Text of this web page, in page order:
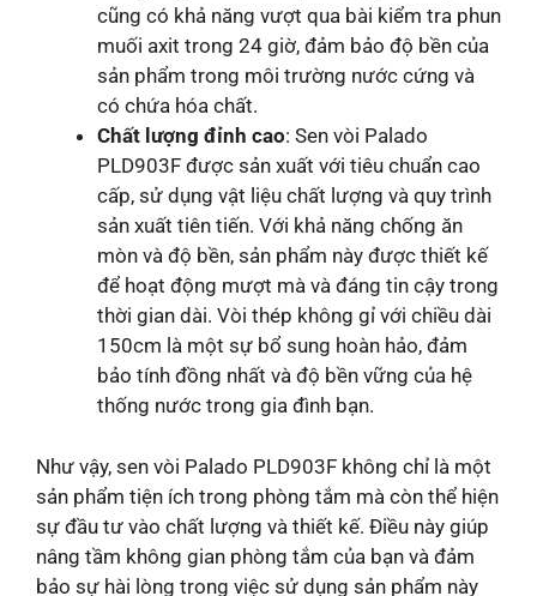
cũng có khả năng vượt qua bài kiểm tra phun
muối axit trong 24 giờ, đảm bảo độ bền của
sản phẩm trong môi trường nước cứng và
có chứa hóa chất.
Chất lượng đỉnh cao: Sen vòi Palado
PLD903F được sản xuất với tiêu chuẩn cao
cấp, sử dụng vật liệu chất lượng và quy trình
sản xuất tiên tiến. Với khả năng chống ăn
mòn và độ bền, sản phẩm này được thiết kế
để hoạt động mượt mà và đáng tin cậy trong
thời gian dài. Vòi thép không gỉ với chiều dài
150cm là một sự bổ sung hoàn hảo, đảm
bảo tính đồng nhất và độ bền vững của hệ
thống nước trong gia đình bạn.
Như vậy, sen vòi Palado PLD903F không chỉ là một
sản phẩm tiện ích trong phòng tắm mà còn thể hiện
sự đầu tư vào chất lượng và thiết kế. Điều này giúp
nâng tầm không gian phòng tắm của bạn và đảm
bảo sự hài lòng trong việc sử dụng sản phẩm này